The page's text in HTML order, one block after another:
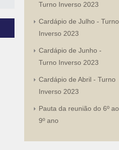
Turno Inverso 2023
Cardápio de Julho - Turno
Inverso 2023
Cardápio de Junho -
Turno Inverso 2023
Cardápio de Abril - Turno
Inverso 2023
Pauta da reunião do 6º ao
9º ano